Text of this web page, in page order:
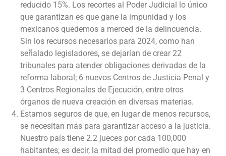
reducido 15%. Los recortes al Poder Judicial lo único
que garantizan es que gane la impunidad y los
mexicanos quedemos a merced de la delincuencia.
Sin los recursos necesarios para 2024, como han
señalado legisladores, se dejarían de crear 22
tribunales para atender obligaciones derivadas de la
reforma laboral; 6 nuevos Centros de Justicia Penal y
3 Centros Regionales de Ejecución, entre otros
órganos de nueva creación en diversas materias.
Estamos seguros de que, en lugar de menos recursos,
se necesitan más para garantizar acceso a la justicia.
Nuestro país tiene 2.2 jueces por cada 100,000
habitantes; es decir, la mitad del promedio que hay en